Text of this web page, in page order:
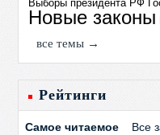
Выборы президента РФ
Новые законы
все темы →
Рейтинги
Самое читаемое Все